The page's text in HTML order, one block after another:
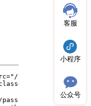
客服
小程序
公众号